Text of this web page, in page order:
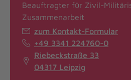
Beauftragter für Zivil-
Zusammenarbeit
zum Kontakt-Formular
+49 3341 224760-0
Riebeckstraße 33
04317 Leipzig